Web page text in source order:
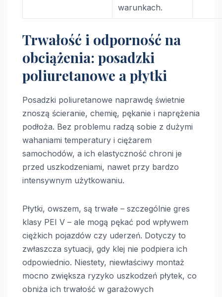
warunkach.
Trwałość i odporność na
obciążenia: posadzki
poliuretanowe a płytki
Posadzki poliuretanowe naprawdę świetnie
znoszą ścieranie, chemię, pękanie i naprężenia
podłoża. Bez problemu radzą sobie z dużymi
wahaniami temperatury i ciężarem
samochodów, a ich elastyczność chroni je
przed uszkodzeniami, nawet przy bardzo
intensywnym użytkowaniu.
Płytki, owszem, są trwałe – szczególnie gres
klasy PEI V – ale mogą pękać pod wpływem
ciężkich pojazdów czy uderzeń. Dotyczy to
zwłaszcza sytuacji, gdy klej nie podpiera ich
odpowiednio. Niestety, niewłaściwy montaż
mocno zwiększa ryzyko uszkodzeń płytek, co
obniża ich trwałość w garażowych